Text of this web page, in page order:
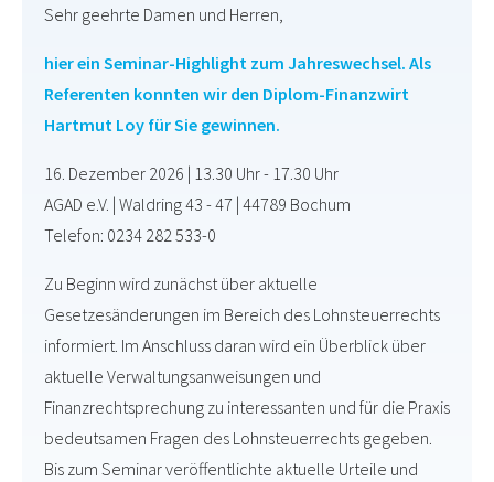
Sehr geehrte Damen und Herren,
hier ein Seminar-Highlight zum Jahreswechsel. Als
Referenten konnten wir den Diplom-Finanzwirt
Hartmut Loy für Sie gewinnen.
16. Dezember 2026 | 13.30 Uhr - 17.30 Uhr
AGAD e.V. | Waldring 43 - 47 | 44789 Bochum
Telefon: 0234 282 533-0
Zu Beginn wird zunächst über aktuelle
Gesetzesänderungen im Bereich des Lohnsteuerrechts
informiert. Im Anschluss daran wird ein Überblick über
aktuelle Verwaltungsanweisungen und
Finanzrechtsprechung zu interessanten und für die Praxis
bedeutsamen Fragen des Lohnsteuerrechts gegeben.
Bis zum Seminar veröffentlichte aktuelle Urteile und